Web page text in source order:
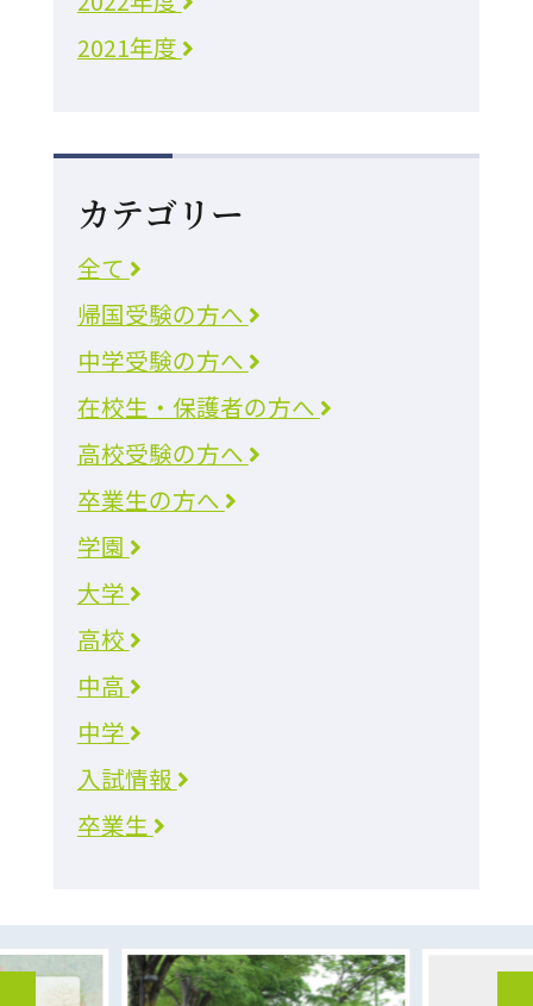
2021年度
カテゴリー
全て
帰国受験の方へ
中学受験の方へ
在校生・保護者の方へ
高校受験の方へ
卒業生の方へ
学園
大学
高校
中高
中学
入試情報
卒業生